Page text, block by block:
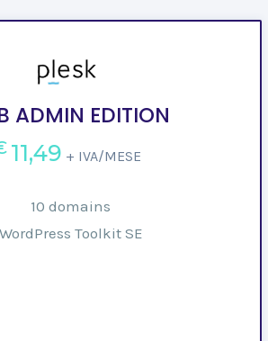
ADMIN EDITION
11,49 + IVA/MESE
10 domains
WordPress Toolkit SE